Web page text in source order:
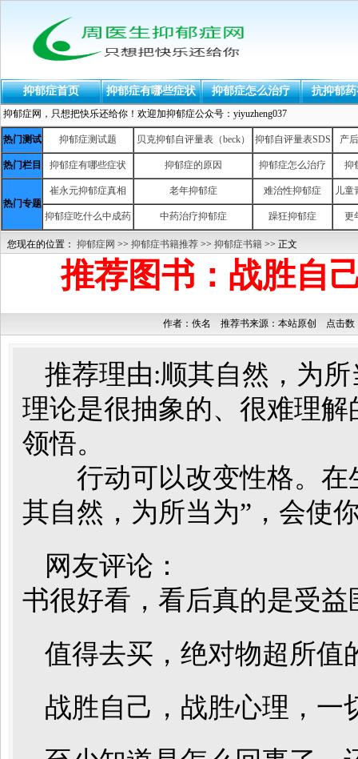
抑郁症首页 抑郁症有哪些症状 抑郁症怎么治疗 抗抑郁
抑郁症网，只想把快乐还给你！欢迎加抑郁症公众号：yiyuzheng037
热门测试 抑郁症测试题 贝克抑郁自评量表（beck） 抑郁自评量表SDS 产
热门栏目 抑郁症有哪些症状 抑郁症的原因 抑郁症怎么治疗 抑
热门专题
崔永元抑郁症真相 老年抑郁症 难治性抑郁症 儿童
抑郁症吃什么中成药 中药治疗抑郁症 躁狂抑郁症 更
您现在的位置： 抑郁症网 >> 抑郁症书籍推荐 >> 抑郁症书籍 >> 正文
推荐图书：战胜自
作者：佚名 推荐书来源：本站原创 点击数
推荐理由:顺其自然，为
理论是很抽象的、很难理
领悟。
行动可以改变性格。在
其自然，为所当为”，会使
网友评论：
书很好看，看后真的是受益
值得去买，绝对物超所值
战胜自己，战胜心理，一